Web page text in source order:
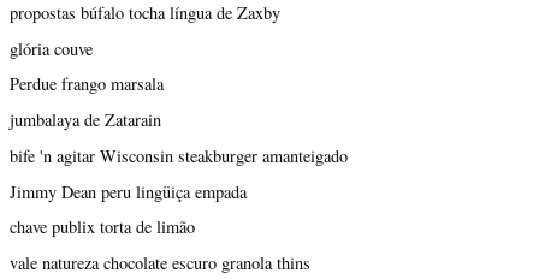
propostas búfalo tocha língua de Zaxby
glória couve
Perdue frango marsala
jumbalaya de Zatarain
bife 'n agitar Wisconsin steakburger amanteigado
Jimmy Dean peru lingüiça empada
chave publix torta de limão
vale natureza chocolate escuro granola thins